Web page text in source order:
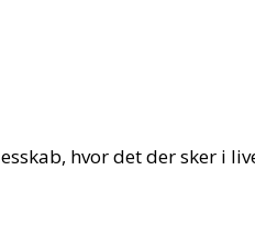
hvor det der sker i